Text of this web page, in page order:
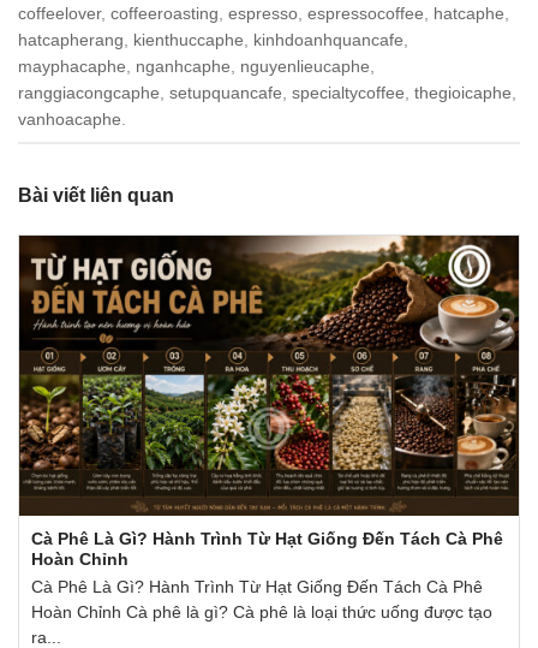
coffeelover, coffeeroasting espresso espressocoffee hatcaphe
hatcapherang
kienthuccaphe kinhdoanhquancafe
mayphacaphe
nganhcaphe nguyenlieucaphe
ranggiacongcaphe setupquancafe specialtycoffee thegioicaphe
vanhoacaphe
Bài viết liên quan
Cà Phê Là Gì? Hành Trình Từ Hạt Giống Đến Tách Cà Phê
Hoàn Chỉnh
Cà Phê Là Gì? Hành Trình Từ Hạt Giống Đến Tách Cà Phê
Hoàn Chỉnh Cà phê là gì? Cà phê là loại thức uống được tạo
ra...